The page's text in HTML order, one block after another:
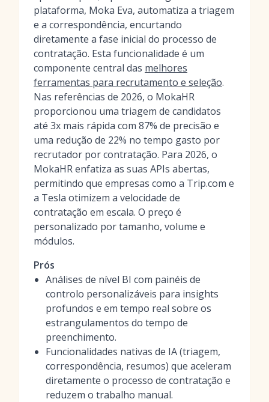
plataforma, Moka Eva, automatiza a triagem
e a correspondência, encurtando
diretamente a fase inicial do processo de
contratação. Esta funcionalidade é um
componente central das melhores
ferramentas para recrutamento e seleção.
Nas referências de 2026, o MokaHR
proporcionou uma triagem de candidatos
até 3x mais rápida com 87% de precisão e
uma redução de 22% no tempo gasto por
recrutador por contratação. Para 2026, o
MokaHR enfatiza as suas APIs abertas,
permitindo que empresas como a Trip.com e
a Tesla otimizem a velocidade de
contratação em escala. O preço é
personalizado por tamanho, volume e
módulos.
Prós
Análises de nível BI com painéis de
controlo personalizáveis para insights
profundos e em tempo real sobre os
estrangulamentos do tempo de
preenchimento.
Funcionalidades nativas de IA (triagem,
correspondência, resumos) que aceleram
diretamente o processo de contratação e
reduzem o trabalho manual.